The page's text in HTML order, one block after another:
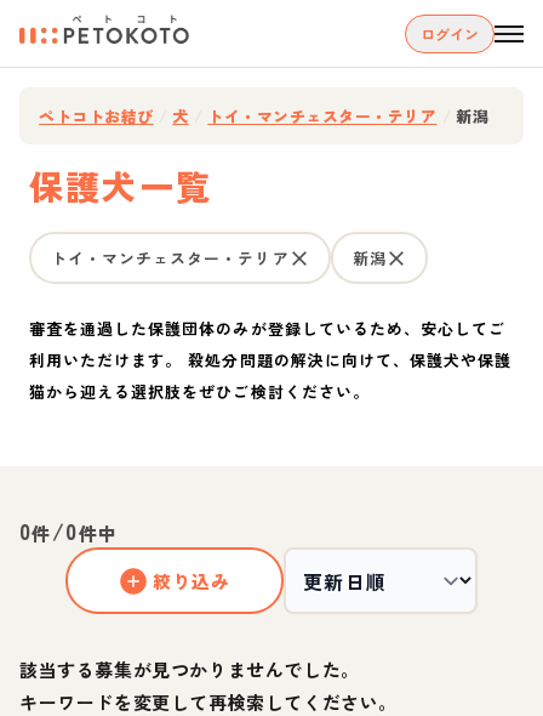
ログイン
ペトコトお結び 犬 トイ・マンチェスター・テリア 新潟
保護犬一覧
トイ・マンチェスター・テリア 新潟
審査を通過した保護団体のみが登録しているため、安心してご
利用いただけます。 殺処分問題の解決に向けて、保護犬や保護
猫から迎える選択肢をぜひご検討ください。
0件/0件中
絞り込み
該当する募集が見つかりませんでした。
キーワードを変更して再検索してください。